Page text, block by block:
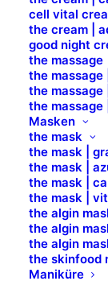
cell vital
the cream |
good night
the massage
the massage
the massage
the massage
Masken
the mask
the mask |
the mask |
the mask |
the mask |
the algin
the algin
the algin
the skinfood
Maniküre
(ART.
zum
Arbeiten
ART.
MEHR